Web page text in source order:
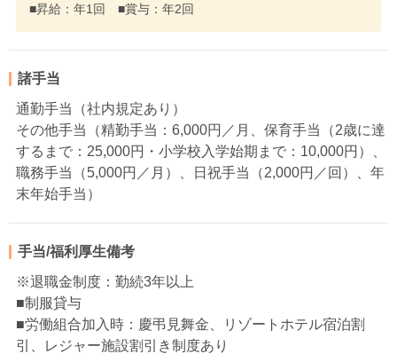
■昇給：年1回 ■賞与：年2回
諸手当
通勤手当（社内規定あり）
その他手当（精勤手当：6,000円／月、保育手当（2歳に達
するまで：25,000円・小学校入学始期まで：10,000円）、
職務手当（5,000円／月）、日祝手当（2,000円／回）、年
末年始手当）
手当/福利厚生備考
※退職金制度：勤続3年以上
■制服貸与
■労働組合加入時：慶弔見舞金、リゾートホテル宿泊割
引、レジャー施設割引き制度あり